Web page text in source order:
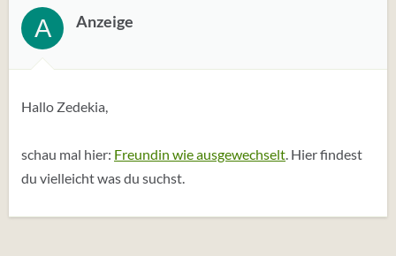
t
u
n
n
A Anzeige
Hallo Zedekia,
schau mal hier: Freundin wie ausgewechselt. Hier findest
du vielleicht was du suchst.